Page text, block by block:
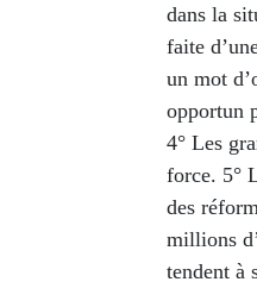
dans la
faite
un mot
opportun
4° Les
force. 5°
des
millions
tendent à